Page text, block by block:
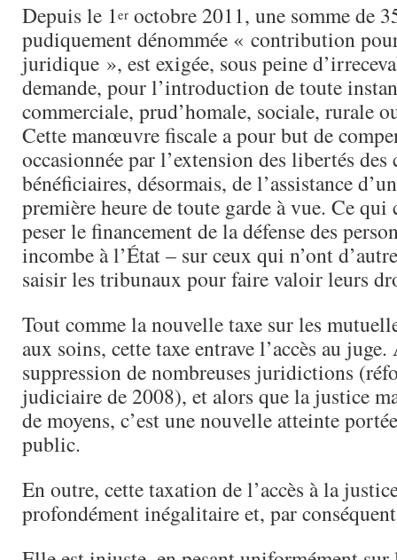
Depuis le 1er octobre 2011, une somme de
pudiquement dénommée « contribution
juridique », est exigée, sous peine
demande, pour l’introduction de toute
commerciale, prud’homale, sociale, rurale
Cette manœuvre fiscale a pour but de
occasionnée par l’extension des libertés des
bénéficiaires, désormais, de l’assistance
première heure de toute garde à vue. Ce
peser le financement de la défense des
incombe à l’État – sur ceux qui n’ont
saisir les tribunaux pour faire valoir leurs
Tout comme la nouvelle taxe sur les
aux soins, cette taxe entrave l’accès au
suppression de nombreuses juridictions
judiciaire de 2008), et alors que la justice
de moyens, c’est une nouvelle atteinte
public.
En outre, cette taxation de l’accès à la
profondément inégalitaire et, par